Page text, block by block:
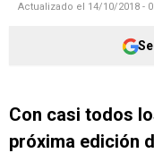
Actualizado el 14/10/2018 -
Con casi todos
próxima edición